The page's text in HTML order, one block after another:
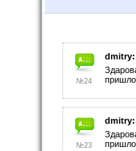
dmitry:
№24
dmitry:
№23